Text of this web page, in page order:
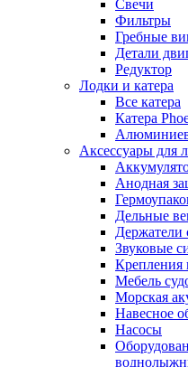
Свечи
Фильтры
Гребные
Детали
Редуктор
Лодки и катера
Все катера
Катера
Аксессуары для
Анодная
Дельные
Держатели
Звуковые
Крепления
Мебель
Морская
Навесное
Насосы